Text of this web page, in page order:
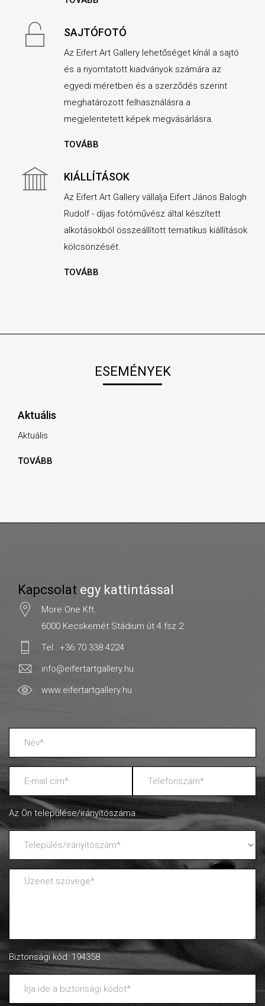
SAJTÓFOTÓ
Az Eifert Art Gallery lehetőséget kínál a sajtó
és a nyomtatott kiadványok számára az
egyedi méretben és a szerződés szerint
meghatározott felhasználásra a
megjelentetett képek megvásárlásra.
TOVÁBB
KIÁLLÍTÁSOK
Az Eifert Art Gallery vállalja Eifert János Balogh
Rudolf - díjas fotóművész által készített
alkotásokból összeállított tematikus kiállítások
kölcsönzését.
TOVÁBB
ESEMÉNYEK
Aktuális
Aktuális
TOVÁBB
Kapcsolat egy kattintással
More One Kft.
6000 Kecskemét Stádium út 4.fsz.2
Tel.: +36 70 338 4224
info@eifertartgallery.hu
www.eifertartgallery.hu
Az Ön települése/irányítószáma
Biztonsági kód: 194358